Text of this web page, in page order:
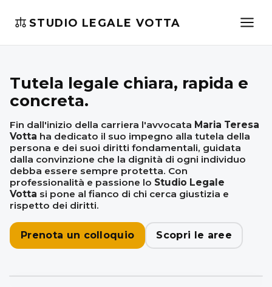
STUDIO LEGALE VOTTA
Tutela legale chiara, rapida e
concreta.
Fin dall'inizio della carriera l'avvocata Maria Teresa
Votta ha dedicato il suo impegno alla tutela della
persona e dei suoi diritti fondamentali, guidata
dalla convinzione che la dignità di ogni individuo
debba essere sempre protetta. Con
professionalità e passione lo Studio Legale
Votta si pone al fianco di chi cerca giustizia e
rispetto dei diritti.
Prenota un colloquio Scopri le aree